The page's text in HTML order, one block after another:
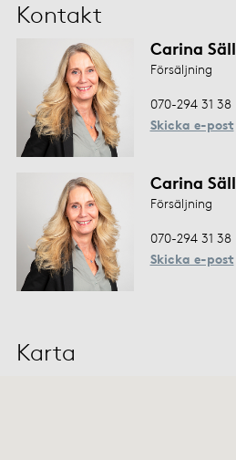
Kontakt
Carina Säll
Försäljning
070-294 31 38
Skicka e-post
Carina Säll
Försäljning
070-294 31 38
Skicka e-post
Karta